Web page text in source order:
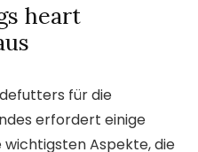
heart
für die
erfordert einige
wichtigsten Aspekte, die